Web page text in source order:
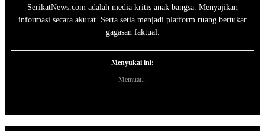
SerikatNews.com adalah media kritis anak bangsa. Menyajikan
informasi secara akurat. Serta setia menjadi platform ruang bertukar
gagasan faktual.
Menyukai ini:
Memuat...